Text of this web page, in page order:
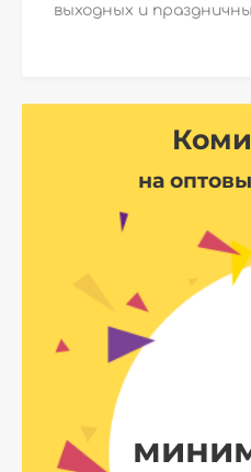
выходных и
на